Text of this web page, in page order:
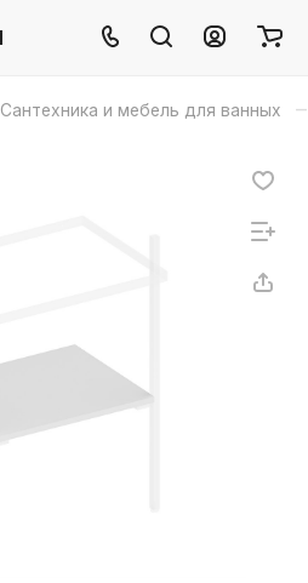
Сантехника и мебель для ванных –